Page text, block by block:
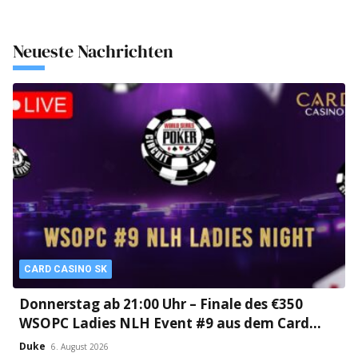
Neueste Nachrichten
CARD CASINO SK
Donnerstag ab 21:00 Uhr – Finale des €350
WSOPC Ladies NLH Event #9 aus dem Card
Casino SK!
Duke 6. August 2026